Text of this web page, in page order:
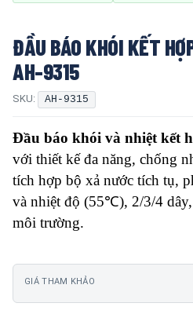
ĐẦU BÁO KHÓI KẾT
AH-9315
SKU: AH-9315
Đầu báo khói và nhiệt kết
với thiết kế đa năng, chống
tích hợp bộ xả nước tích tụ,
và nhiệt độ (55℃), 2/3/4
môi trường.
GIÁ THAM KHẢO